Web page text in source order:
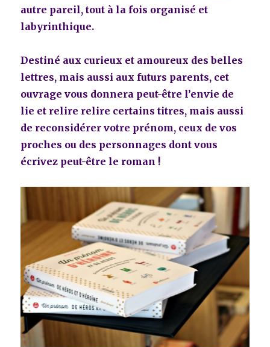
autre pareil, tout à la fois organisé et
labyrinthique.
Destiné aux curieux et amoureux des belles
lettres, mais aussi aux futurs parents, cet
ouvrage vous donnera peut-être l’envie de
lie et relire relire certains titres, mais aussi
de reconsidérer votre prénom, ceux de vos
proches ou des personnages dont vous
écrivez peut-être le roman !